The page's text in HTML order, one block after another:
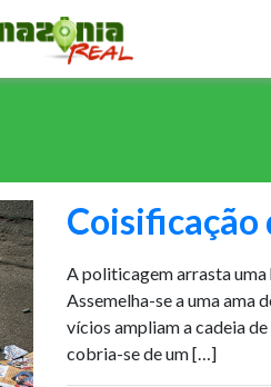
Coisificação
A politicagem arrasta uma
Assemelha-se a uma ama
vícios ampliam a cadeia
cobria-se de um […]